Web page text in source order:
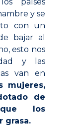
y se
con un
bajar al
esto nos
y las
van en
mujeres,
de
los
grasa.